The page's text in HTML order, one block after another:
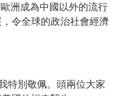
洲成為中國以外的流行
令全球的政治社會經濟
特別敬佩。頭兩位大家